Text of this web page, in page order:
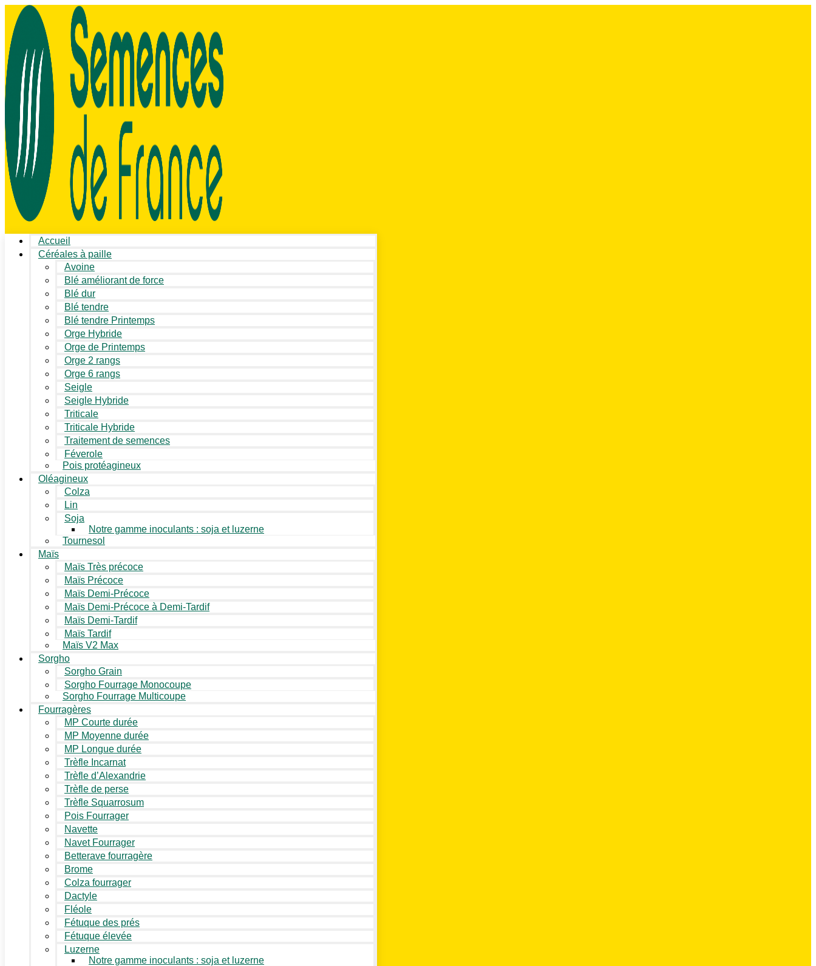
Accueil
Céréales à paille
Avoine
Blé améliorant de force
Blé dur
Blé tendre
Blé tendre Printemps
Orge Hybride
Orge de Printemps
Orge 2 rangs
Orge 6 rangs
Seigle
Seigle Hybride
Triticale
Triticale Hybride
Traitement de semences
Féverole
Pois protéagineux
Oléagineux
Colza
Lin
Soja
Notre gamme inoculants : soja et luzerne
Tournesol
Maïs
Maïs Très précoce
Maïs Précoce
Maïs Demi-Précoce
Maïs Demi-Précoce à Demi-Tardif
Maïs Demi-Tardif
Maïs Tardif
Maïs V2 Max
Sorgho
Sorgho Grain
Sorgho Fourrage Monocoupe
Sorgho Fourrage Multicoupe
Fourragères
MP Courte durée
MP Moyenne durée
MP Longue durée
Trèfle Incarnat
Trèfle d’Alexandrie
Trèfle de perse
Trèfle Squarrosum
Pois Fourrager
Navette
Navet Fourrager
Betterave fourragère
Brome
Colza fourrager
Dactyle
Fléole
Fétuque des prés
Fétuque élevée
Luzerne
Notre gamme inoculants : soja et luzerne